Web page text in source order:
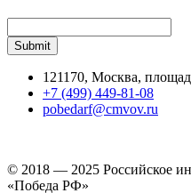
121170, Москва,
+7 (499) 449-81-08
pobedarf@cmvov.ru
© 2018 — 2025 Российское
«Победа РФ»